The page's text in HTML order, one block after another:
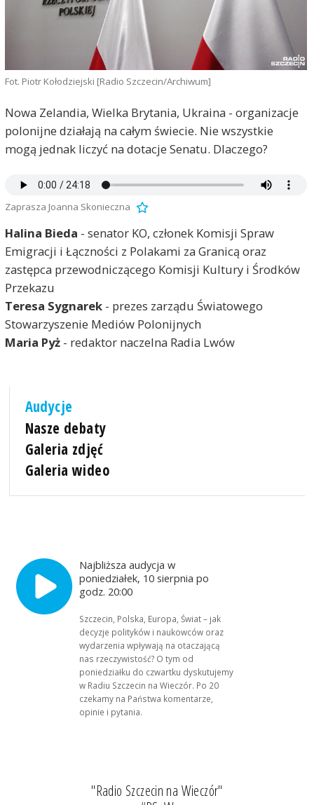
Fot. Piotr Kołodziejski [Radio Szczecin/Archiwum]
Nowa Zelandia, Wielka Brytania, Ukraina - organizacje
polonijne działają na całym świecie. Nie wszystkie
mogą jednak liczyć na dotacje Senatu. Dlaczego?
Zaprasza Joanna Skonieczna
Halina Bieda - senator KO, członek Komisji Spraw
Emigracji i Łączności z Polakami za Granicą oraz
zastępca przewodniczącego Komisji Kultury i Środków
Przekazu
Teresa Sygnarek - prezes zarządu Światowego
Stowarzyszenie Mediów Polonijnych
Maria Pyż- redaktor naczelna Radia Lwów
Audycje
Nasze debaty
Galeria zdjęć
Galeria wideo
Najbliższa audycja w
poniedziałek, 10 sierpnia po
godz. 20:00
Szczecin, Polska, Europa, Świat – jak
decyzje polityków i naukowców oraz
wydarzenia wpływają na otaczającą
nas rzeczywistość? O tym od
poniedziałku do czwartku dyskutujemy
w Radiu Szczecin na Wieczór. Po 20
czekamy na Państwa komentarze,
opinie i pytania.
"Radio Szczecin na Wieczór"